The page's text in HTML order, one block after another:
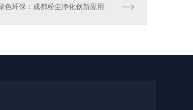
色环保：成都粉尘净化创新应用